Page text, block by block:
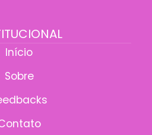
Início
Sobre